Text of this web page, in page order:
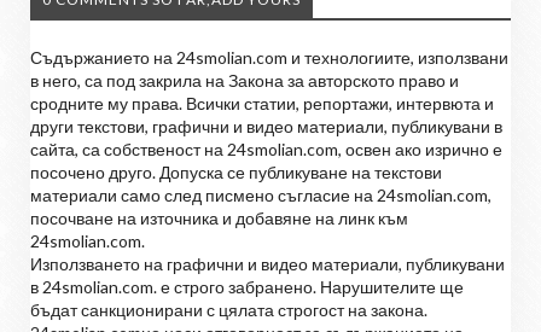
Съдържанието на 24smolian.com и технологиите, използвани
в него, са под закрила на Закона за авторското право и
сродните му права. Всички статии, репортажи, интервюта и
други текстови, графични и видео материали, публикувани в
сайта, са собственост на 24smolian.com, освен ако изрично е
посочено друго. Допуска се публикуване на текстови
материали само след писмено съгласие на 24smolian.com,
посочване на източника и добавяне на линк към
24smolian.com.
Използването на графични и видео материали, публикувани
в 24smolian.com. е строго забранено. Нарушителите ще
бъдат санкционирани с цялата строгост на закона.